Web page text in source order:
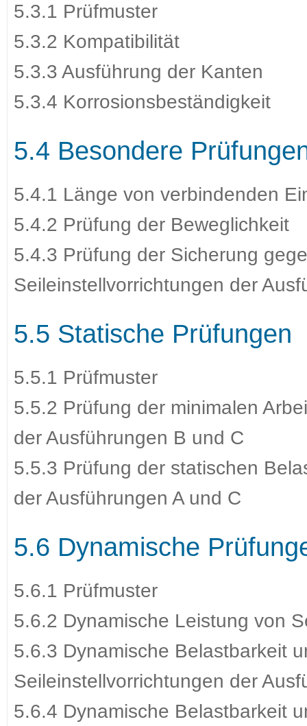
5.3.1 Prüfmuster
5.3.2 Kompatibilität
5.3.3 Ausführung der Kanten
5.3.4 Korrosionsbeständigkeit
5.4 Besondere
5.4.1 Länge von verbindenden
5.4.2 Prüfung der Beweglichkeit
5.4.3 Prüfung der Sicherung
Seileinstellvorrichtungen der
5.5 Statische Prüfungen
5.5.1 Prüfmuster
5.5.2 Prüfung der minimalen
der Ausführungen B und C
5.5.3 Prüfung der statischen
der Ausführungen A und C
5.6 Dynamische
5.6.1 Prüfmuster
5.6.2 Dynamische Leistung von
5.6.3 Dynamische Belastbarkeit
Seileinstellvorrichtungen der
5.6.4 Dynamische Belastbarkeit